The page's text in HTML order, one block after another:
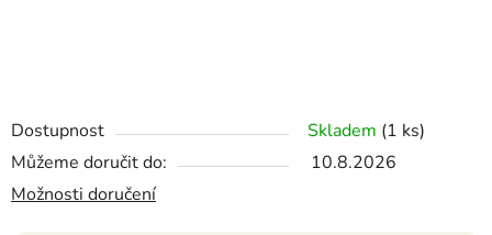
Dostupnost Skladem (1 ks)
Můžeme doručit do:
10.8.2026
Možnosti doručení